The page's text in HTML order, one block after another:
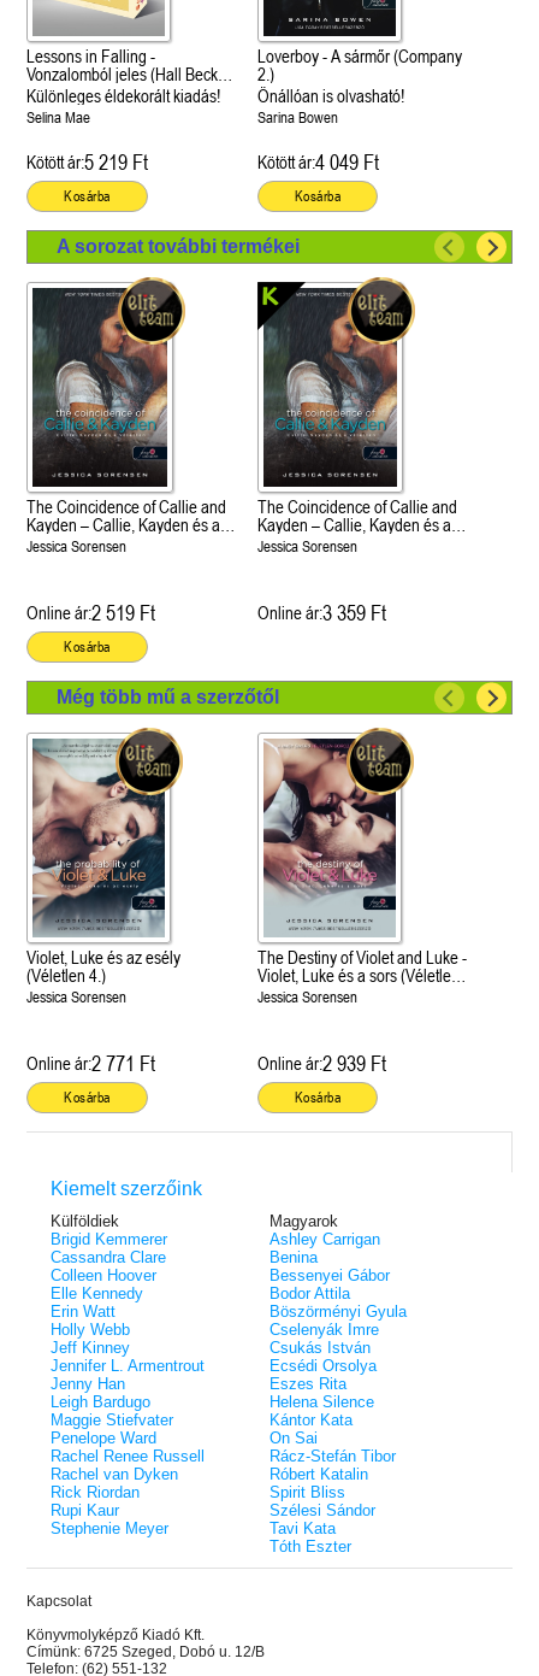
Lessons in Falling -
Vonzalomból jeles (Hall Beck
University 3.)
Különleges éldekorált kiadás!
Selina Mae
Kötött ár:5 219 Ft
Kosárba
Loverboy - A sármőr (Company
2.)
Önállóan is olvasható!
Sarina Bowen
Kötött ár:4 049 Ft
Kosárba
A sorozat további termékei
The Coincidence of Callie and
Kayden – Callie, Kayden és a
véletlen (Véletlen 1.)
Jessica Sorensen
Online ár:2 519 Ft
Kosárba
The Coincidence of Callie and
Kayden – Callie, Kayden és a
véletlen (Véletlen 1.)
Jessica Sorensen
Online ár:3 359 Ft
Még több mű a szerzőtől
Violet, Luke és az esély
(Véletlen 4.)
Jessica Sorensen
Online ár:2 771 Ft
Kosárba
The Destiny of Violet and Luke -
Violet, Luke és a sors (Véletlen
3.)
Jessica Sorensen
Online ár:2 939 Ft
Kosárba
Kiemelt szerzőink
Külföldiek
Brigid Kemmerer
Cassandra Clare
Colleen Hoover
Elle Kennedy
Erin Watt
Holly Webb
Jeff Kinney
Jennifer L. Armentrout
Jenny Han
Leigh Bardugo
Maggie Stiefvater
Penelope Ward
Rachel Renee Russell
Rachel van Dyken
Rick Riordan
Rupi Kaur
Stephenie Meyer
Magyarok
Ashley Carrigan
Benina
Bessenyei Gábor
Bodor Attila
Böszörményi Gyula
Cselenyák Imre
Csukás István
Ecsédi Orsolya
Eszes Rita
Helena Silence
Kántor Kata
On Sai
Rácz-Stefán Tibor
Róbert Katalin
Spirit Bliss
Szélesi Sándor
Tavi Kata
Tóth Eszter
Kapcsolat
Könyvmolyképző Kiadó Kft.
Címünk: 6725 Szeged, Dobó u. 12/B
Telefon: (62) 551-132